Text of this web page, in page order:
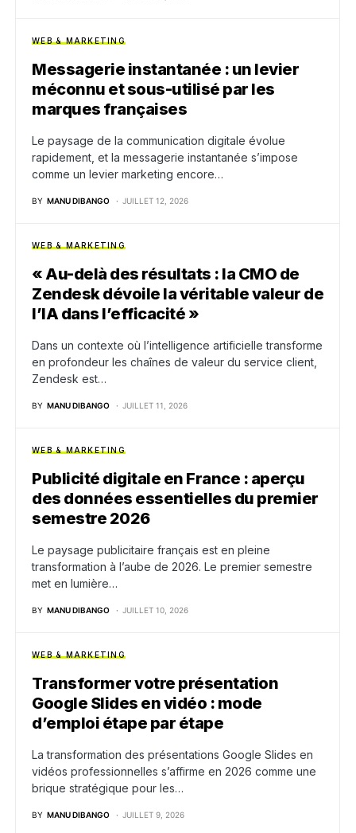
WEB & MARKETING
Messagerie instantanée : un levier
méconnu et sous-utilisé par les
marques françaises
Le paysage de la communication digitale évolue
rapidement, et la messagerie instantanée s’impose
comme un levier marketing encore…
BY MANU DIBANGO JUILLET 12, 2026
WEB & MARKETING
« Au-delà des résultats : la CMO de
Zendesk dévoile la véritable valeur de
l’IA dans l’efficacité »
Dans un contexte où l’intelligence artificielle transforme
en profondeur les chaînes de valeur du service client,
Zendesk est…
BY MANU DIBANGO JUILLET 11, 2026
WEB & MARKETING
Publicité digitale en France : aperçu
des données essentielles du premier
semestre 2026
Le paysage publicitaire français est en pleine
transformation à l’aube de 2026. Le premier semestre
met en lumière…
BY MANU DIBANGO JUILLET 10, 2026
WEB & MARKETING
Transformer votre présentation
Google Slides en vidéo : mode
d’emploi étape par étape
La transformation des présentations Google Slides en
vidéos professionnelles s’affirme en 2026 comme une
brique stratégique pour les…
BY MANU DIBANGO JUILLET 9, 2026